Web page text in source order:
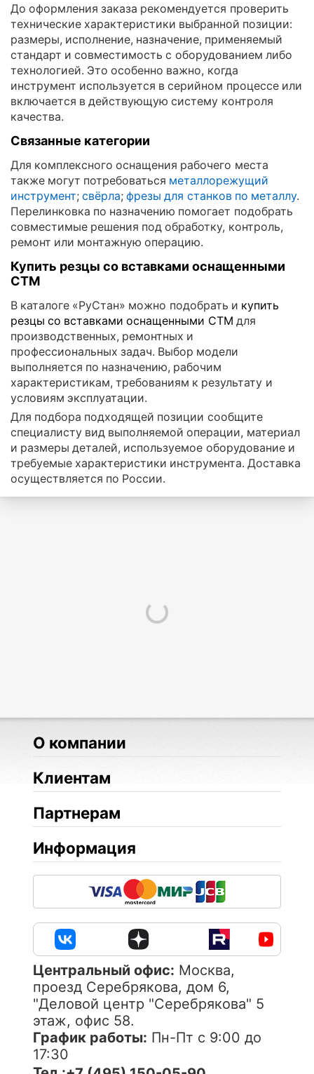
До оформления заказа рекомендуется проверить
технические характеристики выбранной позиции:
размеры, исполнение, назначение, применяемый
стандарт и совместимость с оборудованием либо
технологией. Это особенно важно, когда
инструмент используется в серийном процессе или
включается в действующую систему контроля
качества.
Связанные категории
Для комплексного оснащения рабочего места
также могут потребоваться металлорежущий
инструмент;свёрла;фрезы для станков по металлу.
Перелинковка по назначению помогает подобрать
совместимые решения под обработку, контроль,
ремонт или монтажную операцию.
Купить резцы со вставками оснащенными
СТМ
В каталоге «РуСтан» можно подобрать и купить
резцы со вставками оснащенными СТМ для
производственных, ремонтных и
профессиональных задач. Выбор модели
выполняется по назначению, рабочим
характеристикам, требованиям к результату и
условиям эксплуатации.
Для подбора подходящей позиции сообщите
специалисту вид выполняемой операции, материал
и размеры деталей, используемое оборудование и
требуемые характеристики инструмента. Доставка
осуществляется по России.
О компании
Клиентам
Партнерам
Информация
Центральный офис: Москва,
проезд Серебрякова, дом 6,
"Деловой центр "Серебрякова" 5
этаж, офис 58.
График работы: Пн-Пт с 9:00 до
17:30